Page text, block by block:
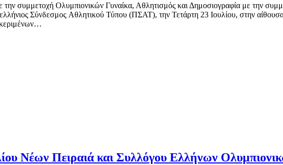
συμμετοχή Ολυμπιονικών Γυναίκα, Αθλητισμός και Δημοσιογραφία με την
Σύνδεσμος Αθλητικού Τύπου (ΠΣΑΤ), την Τετάρτη 23 Ιουλίου, στην
Νέων Πειραιά και Συλλόγου Ελλήνων